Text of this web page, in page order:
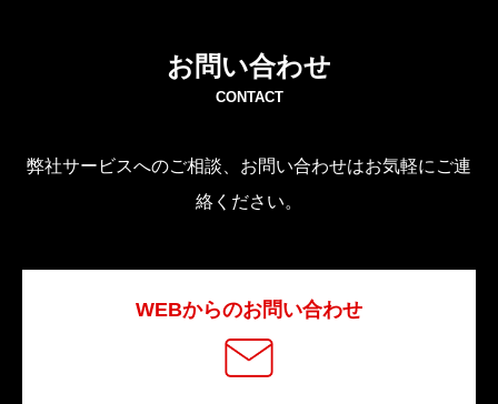
お問い合わせ
CONTACT
弊社サービスへのご相談、お問い合わせはお気軽にご連
絡ください。
WEBからのお問い合わせ